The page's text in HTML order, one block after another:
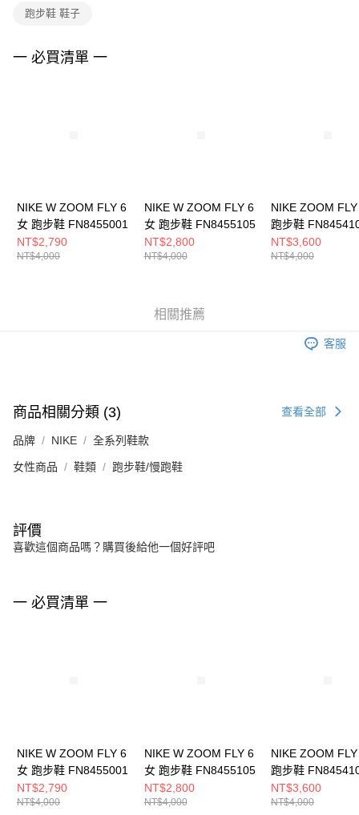
３．未成年的使用者請事先徵得法定代理人或監護人之同意方可使用
４．使用「AFTEE先享後付」時，將依據個別帳號之用戶狀況，依本公司即
跑步鞋 鞋子
一 必買清單 一
NIKE W ZOOM FLY 6
女 跑步鞋 FN8455001
NT$2,790
NT$4,000
NIKE W ZOOM FLY 6
女 跑步鞋 FN8455105
NT$2,800
NT$4,000
NIKE ZOOM
跑步鞋
NT$3,600
NT$4,000
相關推薦
客服
商品相關分類 (3) 查看全部
品牌 NIKE 全系列鞋款
女性商品 鞋類 跑步鞋/慢跑鞋
評價
喜歡這個商品嗎？購買後給他一個好評吧
一 必買清單 一
NIKE W ZOOM FLY 6
女 跑步鞋 FN8455001
NT$2,790
NT$4,000
NIKE W ZOOM FLY 6
女 跑步鞋 FN8455105
NT$2,800
NT$4,000
NIKE ZOOM
跑步鞋
NT$3,600
NT$4,000